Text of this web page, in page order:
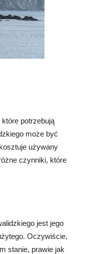
potrzebują
może być
używany
czynniki, które
jest jego
Oczywiście,
stanie, prawie jak